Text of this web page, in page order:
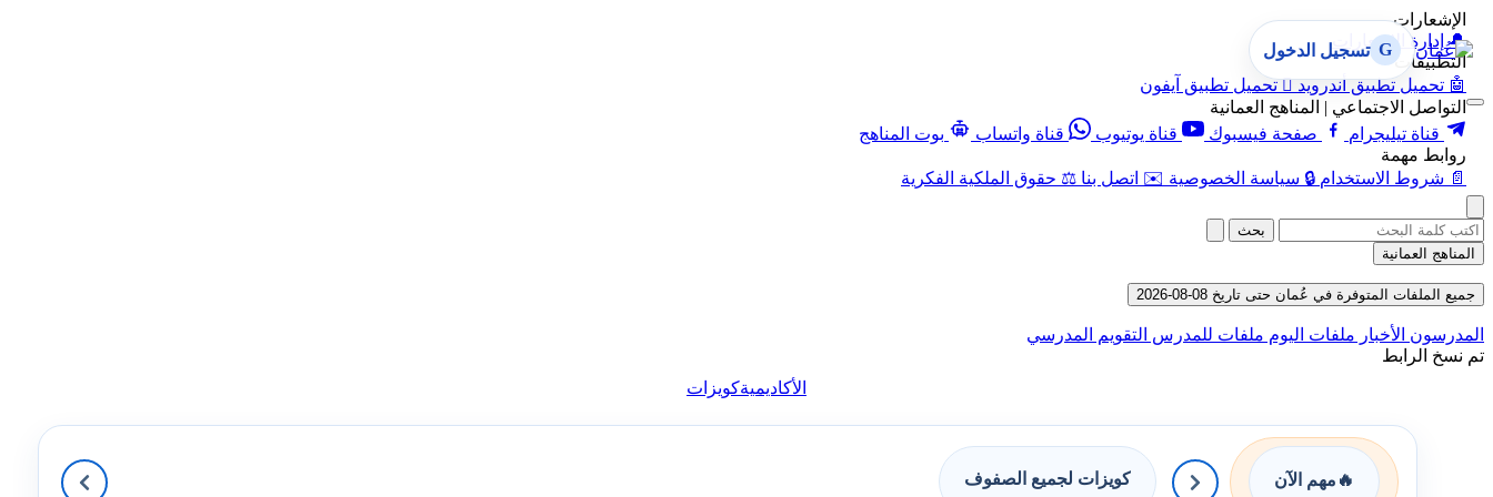
الإشعارات
🔔 إدارة الإشعارات
التطبيقات
🤖 تحميل تطبيق أندرويد  تحميل تطبيق آيفون
التواصل الاجتماعي | المناهج العمانية
قناة تيليجرام
صفحة فيسبوك قناة يوتيوب قناة واتساب
بوت المناهج
روابط مهمة
📄 شروط الاستخدام 🔒 سياسة الخصوصية ✉️ اتصل بنا ⚖️ حقوق الملكية الفكرية
G تسجيل الدخول
بحث
المناهج العمانية
جميع الملفات المتوفرة في عُمان حتى تاريخ 08-08-2026
المدرسون الأخبار ملفات اليوم ملفات للمدرس التقويم المدرسي
تم نسخ الرابط
الأكاديميةكويزات
🔥 مهم الآن كويزات لجميع الصفوف